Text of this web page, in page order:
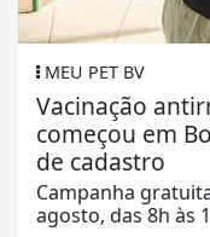
MEU PET BV
Vacinação
começou em
de cadastro
Campanha
agosto, das 8h às